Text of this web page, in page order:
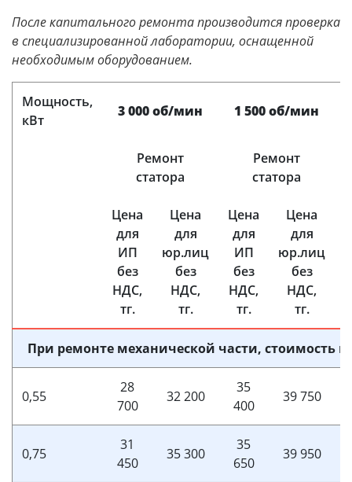
После капитального ремонта производится проверка
в специализированной лаборатории, оснащенной
необходимым оборудованием.
Мощность,
кВт
3 000 об/мин 1 500 об/мин
Ремонт
статора
Ремонт
статора
Цена
для
ИП
без
НДС,
тг.
Цена
для
юр.лиц
без
НДС,
тг.
Цена
для
ИП
без
НДС,
тг.
Цена
для
юр.лиц
без
НДС,
тг.
При ремонте механической части, стоимость
0,55
28
700
32 200
35
400
39 750
0,75
31
450
35 300
35
650
39 950